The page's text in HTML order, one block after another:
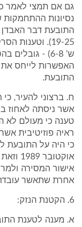
גם אם תמצי לאמר
ש’ 6-8) -
התובעת.
אשר ניסתה לאחוז
טענה כי מעולם לא
ראיה פוזיטיבית
כי היה על התובעת
אישור המסירה
אחרת שתאשר עובדה
6. הקטנת הנזק:
א. מענה לטענת